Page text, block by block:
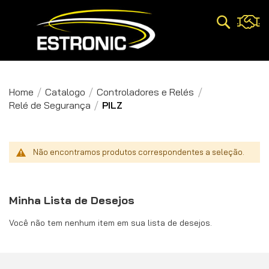
Pesquisa
Home Catalogo
Controladores e Relés
Relé de Segurança
PILZ
Não encontramos produtos correspondentes a seleção.
Minha Lista de Desejos
Você não tem nenhum item em sua lista de desejos.